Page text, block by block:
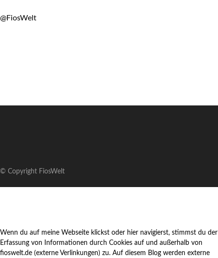
@FiosWelt
© Copyright FiosWelt
Wenn du auf meine Webseite klickst oder hier navigierst, stimmst du der
Erfassung von Informationen durch Cookies auf und außerhalb von
fioswelt.de (externe Verlinkungen) zu. Auf diesem Blog werden externe